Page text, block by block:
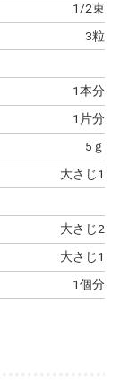
1/2束
3粒
1本分
1片分
5ｇ
大さじ1
大さじ2
大さじ1
1個分